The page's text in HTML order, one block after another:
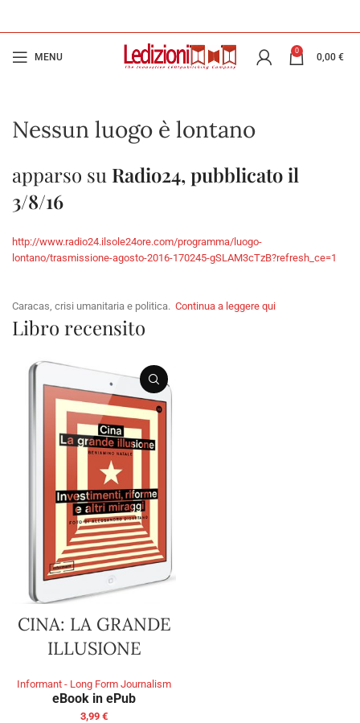
MENU
0
0,00 €
Nessun luogo è lontano
apparso su Radio24, pubblicato il
3/8/16
http://www.radio24.ilsole24ore.com/programma/luogo-
lontano/trasmissione-agosto-2016-170245-gSLAM3cTzB?refresh_ce=1
Caracas, crisi umanitaria e politica. Continua a leggere qui
Libro recensito
CINA: LA GRANDE
ILLUSIONE
Informant - Long Form Journalism
eBook in ePub
3,99 €